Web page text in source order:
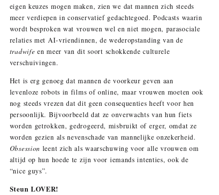
eigen keuzes mogen maken, zien we dat mannen zich steeds
meer verdiepen in conservatief gedachtegoed. Podcasts waarin
wordt besproken wat vrouwen wel en niet mogen, parasociale
relaties met AI-vriendinnen, de wederopstanding van de
tradwife en meer van dit soort schokkende culturele
verschuivingen.
Het is erg genoeg dat mannen de voorkeur geven aan
levenloze robots in films of online, maar vrouwen moeten ook
nog steeds vrezen dat dit geen consequenties heeft voor hen
persoonlijk. Bijvoorbeeld dat ze onverwachts van hun fiets
worden getrokken, gedrogeerd, misbruikt of erger, omdat ze
worden gezien als nevenschade van mannelijke onzekerheid.
Obsession leent zich als waarschuwing voor alle vrouwen om
altijd op hun hoede te zijn voor iemands intenties, ook de
“nice guys”.
Steun LOVER!